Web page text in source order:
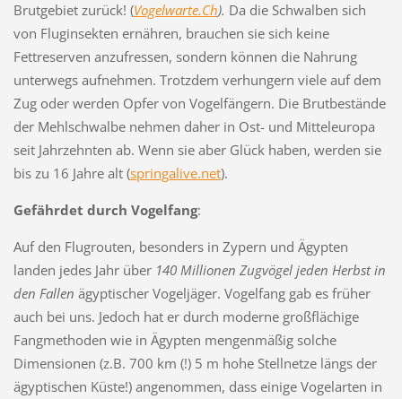
Brutgebiet zurück! (Vogelwarte.Ch). Da die Schwalben sich
von Fluginsekten ernähren, brauchen sie sich keine
Fettreserven anzufressen, sondern können die Nahrung
unterwegs aufnehmen. Trotzdem verhungern viele auf dem
Zug oder werden Opfer von Vogelfängern. Die Brutbestände
der Mehlschwalbe nehmen daher in Ost- und Mitteleuropa
seit Jahrzehnten ab. Wenn sie aber Glück haben, werden sie
bis zu 16 Jahre alt (springalive.net).
Gefährdet durch Vogelfang:
Auf den Flugrouten, besonders in Zypern und Ägypten
landen jedes Jahr über 140 Millionen Zugvögel jeden Herbst in
den Fallen ägyptischer Vogeljäger. Vogelfang gab es früher
auch bei uns. Jedoch hat er durch moderne großflächige
Fangmethoden wie in Ägypten mengenmäßig solche
Dimensionen (z.B. 700 km (!) 5 m hohe Stellnetze längs der
ägyptischen Küste!) angenommen, dass einige Vogelarten in